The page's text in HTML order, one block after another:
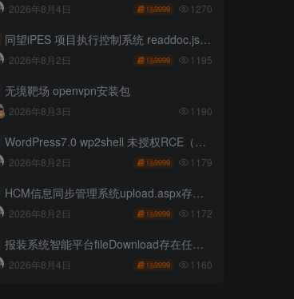
2026年8月4日 9999 1270
同望iPES 项目执行控制系统 readdoc.jsp存在任意文件读取
2026年8月2日 9999 1195
无境靶场 openvpn安装包
2026年8月3日 1190
WordPress7.0 wp2shell 未授权RCE（CVE-2026-63030 CVE-2026-60137）
2026年8月2日 9999 1179
HCM信息同步管理系统upload.aspx存在任意文件上传
2026年8月2日 9999 1172
报装系统智能平台fileDownload存在任意文件读取
2026年8月4日 9999 1160